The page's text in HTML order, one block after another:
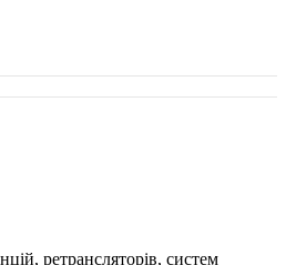
ретрансляторів, систем